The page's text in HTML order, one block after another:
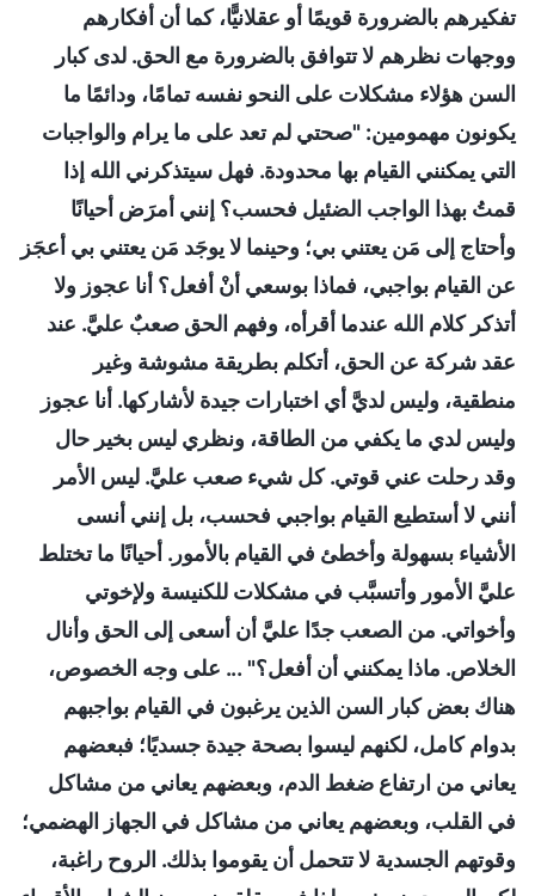
تفكيرهم بالضرورة قويمًا أو عقلانيًّا، كما أن أفكارهم
ووجهات نظرهم لا تتوافق بالضرورة مع الحق. لدى كبار
السن هؤلاء مشكلات على النحو نفسه تمامًا، ودائمًا ما
يكونون مهمومين: "صحتي لم تعد على ما يرام والواجبات
التي يمكنني القيام بها محدودة. فهل سيتذكرني الله إذا
قمتُ بهذا الواجب الضئيل فحسب؟ إنني أمرَض أحيانًا
وأحتاج إلى مَن يعتني بي؛ وحينما لا يوجَد مَن يعتني بي أعجَز
عن القيام بواجبي، فماذا بوسعي أنْ أفعل؟ أنا عجوز ولا
أتذكر كلام الله عندما أقرأه، وفهم الحق صعبٌ عليَّ. عند
عقد شركة عن الحق، أتكلم بطريقة مشوشة وغير
منطقية، وليس لديَّ أي اختبارات جيدة لأشاركها. أنا عجوز
وليس لدي ما يكفي من الطاقة، ونظري ليس بخير حال
وقد رحلت عني قوتي. كل شيء صعب عليَّ. ليس الأمر
أنني لا أستطيع القيام بواجبي فحسب، بل إنني أنسى
الأشياء بسهولة وأخطئ في القيام بالأمور. أحيانًا ما تختلط
عليَّ الأمور وأتسبَّب في مشكلات للكنيسة ولإخوتي
وأخواتي. من الصعب جدًا عليَّ أن أسعى إلى الحق وأنال
الخلاص. ماذا يمكنني أن أفعل؟" ... على وجه الخصوص،
هناك بعض كبار السن الذين يرغبون في القيام بواجبهم
بدوام كامل، لكنهم ليسوا بصحة جيدة جسديًا؛ فبعضهم
يعاني من ارتفاع ضغط الدم، وبعضهم يعاني من مشاكل
في القلب، وبعضهم يعاني من مشاكل في الجهاز الهضمي؛
وقوتهم الجسدية لا تتحمل أن يقوموا بذلك. الروح راغبة،